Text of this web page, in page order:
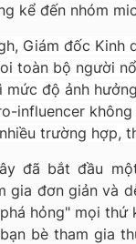
kể đến nhóm
Giám đốc Kinh
toàn bộ người
mức độ ảnh
influencer
trường hợp,
đã bắt đầu
gia đơn giản và
hỏng" mọi thứ
bè tham gia